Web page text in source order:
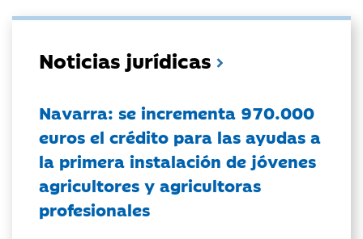
Noticias jurídicas
Navarra: se incrementa 970.000
euros el crédito para las ayudas a
la primera instalación de jóvenes
agricultores y agricultoras
profesionales